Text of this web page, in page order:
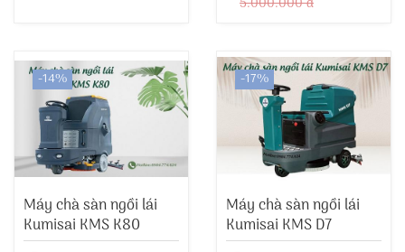
-14%
Máy chà sàn ngồi lái
Kumisai KMS K80
-17%
Máy chà sàn ngồi lái
Kumisai KMS D7